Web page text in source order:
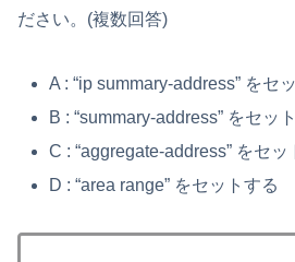
ださい。(複数回答)
A : “ip summary-address” をセ
B : “summary-address” をセッ
C : “aggregate-address” をセッ
D : “area range” をセットする